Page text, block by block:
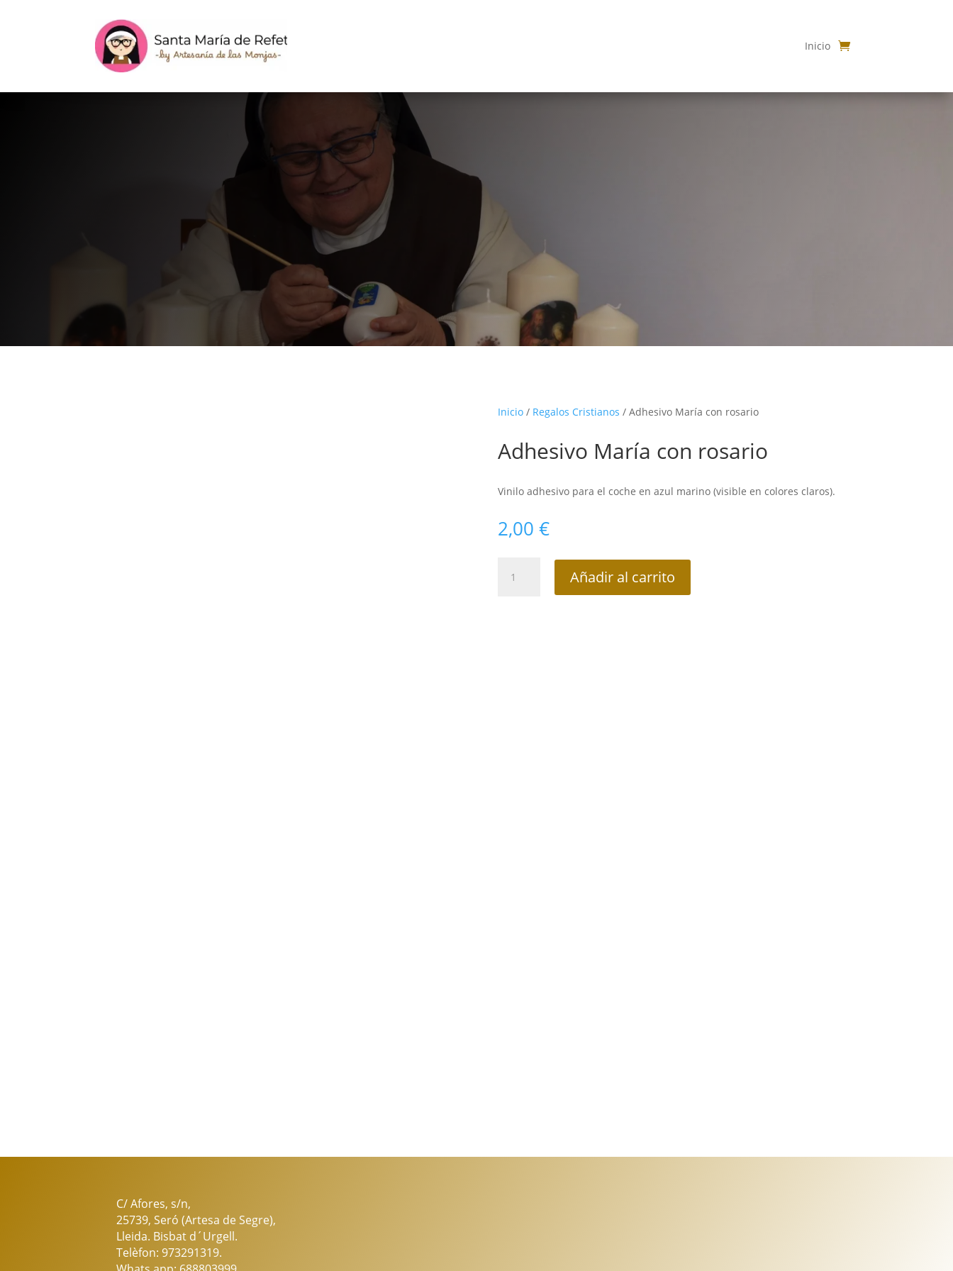
Inicio
Inicio/ Regalos Cristianos / Adhesivo María con rosario
Adhesivo María con rosario
Vinilo adhesivo para el coche en azul marino (visible en colores claros).
2,00 €
María
Añadir al carrito
C/ Afores, s/n,
25739, Seró (Artesa de Segre),
Lleida. Bisbat d´Urgell.
Telèfon: 973291319.